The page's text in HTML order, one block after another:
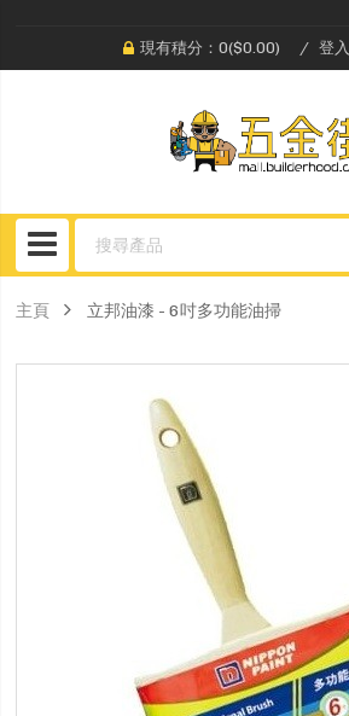
現有積分：0($0.00) 登入
主頁 立邦油漆 - 6吋多功能油掃